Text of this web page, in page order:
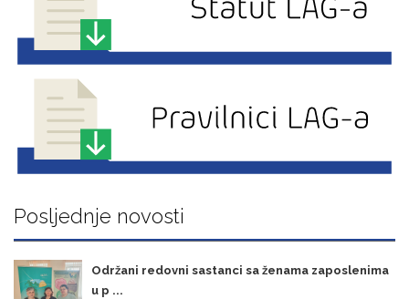
Posljednje novosti
Održani redovni sastanci sa ženama zaposlenima
u p ...